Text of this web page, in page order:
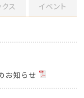
クス イベント
お知らせ